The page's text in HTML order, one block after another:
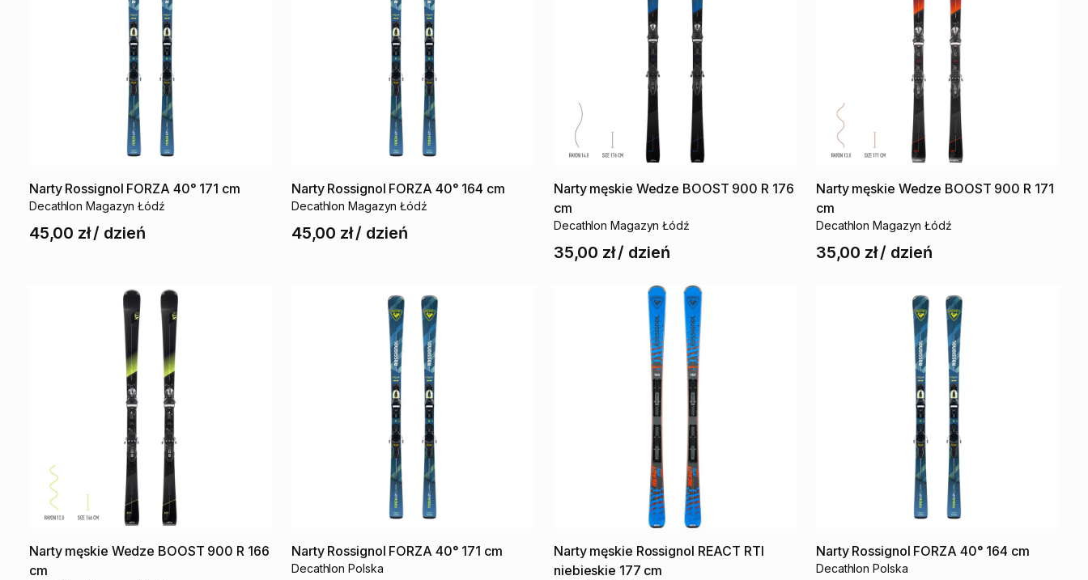
Narty Rossignol FORZA 40° 171 cm
Decathlon Magazyn Łódź
45,00 zł/ dzień
Narty Rossignol FORZA 40° 164 cm
Decathlon Magazyn Łódź
45,00 zł/ dzień
Narty męskie Wedze BOOST 900 R 176
cm
Decathlon Magazyn Łódź
35,00 zł/ dzień
Narty męskie Wedze BOOST 900 R 171
cm
Decathlon Magazyn Łódź
35,00 zł/ dzień
Narty męskie Wedze BOOST 900 R 166
cm
Narty Rossignol FORZA 40° 171 cm
Decathlon Polska
Narty męskie Rossignol REACT RTI
niebieskie 177 cm
Narty Rossignol FORZA 40° 164 cm
Decathlon Polska